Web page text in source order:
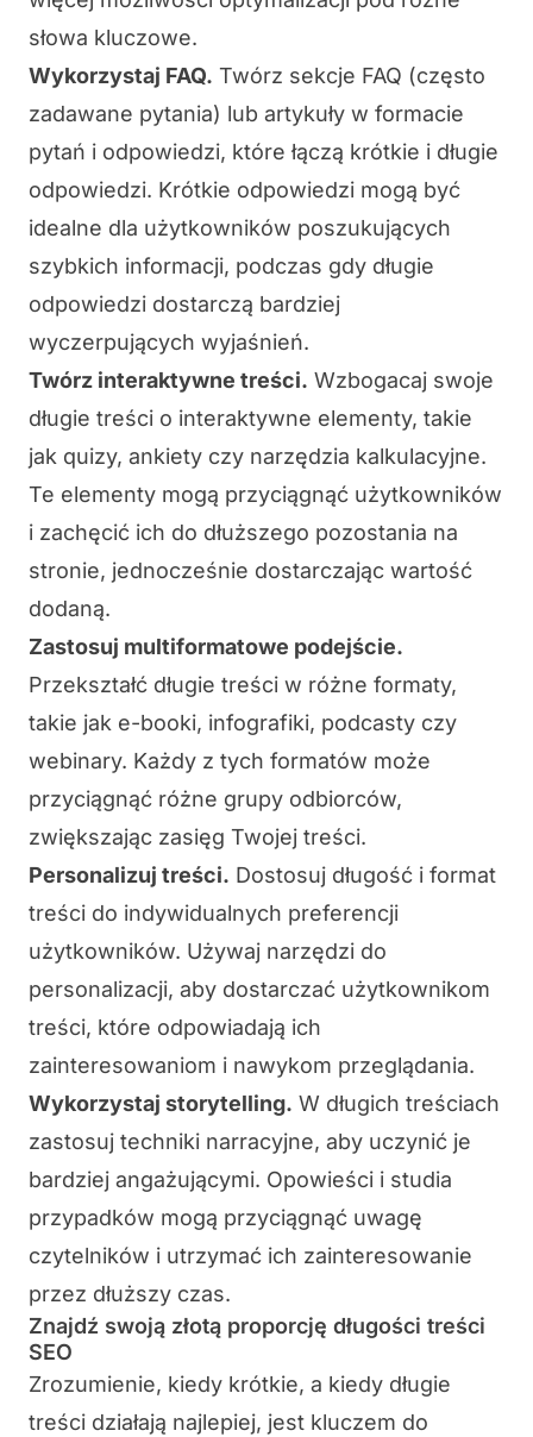
słowa kluczowe.
Wykorzystaj FAQ. Twórz sekcje FAQ (często
zadawane pytania) lub artykuły w formacie
pytań i odpowiedzi, które łączą krótkie i długie
odpowiedzi. Krótkie odpowiedzi mogą być
idealne dla użytkowników poszukujących
szybkich informacji, podczas gdy długie
odpowiedzi dostarczą bardziej
wyczerpujących wyjaśnień.
Twórz interaktywne treści. Wzbogacaj swoje
długie treści o interaktywne elementy, takie
jak quizy, ankiety czy narzędzia kalkulacyjne.
Te elementy mogą przyciągnąć użytkowników
i zachęcić ich do dłuższego pozostania na
stronie, jednocześnie dostarczając wartość
dodaną.
Zastosuj multiformatowe podejście.
Przekształć długie treści w różne formaty,
takie jak e-booki, infografiki, podcasty czy
webinary. Każdy z tych formatów może
przyciągnąć różne grupy odbiorców,
zwiększając zasięg Twojej treści.
Personalizuj treści. Dostosuj długość i format
treści do indywidualnych preferencji
użytkowników. Używaj narzędzi do
personalizacji, aby dostarczać użytkownikom
treści, które odpowiadają ich
zainteresowaniom i nawykom przeglądania.
Wykorzystaj storytelling. W długich treściach
zastosuj techniki narracyjne, aby uczynić je
bardziej angażującymi. Opowieści i studia
przypadków mogą przyciągnąć uwagę
czytelników i utrzymać ich zainteresowanie
przez dłuższy czas.
Znajdź swoją złotą proporcję długości treści
SEO
Zrozumienie, kiedy krótkie, a kiedy długie
treści działają najlepiej, jest kluczem do